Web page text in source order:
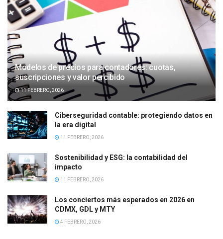
Modelos de precios para contadores: cuotas,
suscripciones y valor percibido
11 FEBRERO, 2026
Ciberseguridad contable: protegiendo datos en
la era digital
11 FEBRERO, 2026
Sostenibilidad y ESG: la contabilidad del
impacto
11 FEBRERO, 2026
Los conciertos más esperados en 2026 en
CDMX, GDL y MTY
4 FEBRERO, 2026